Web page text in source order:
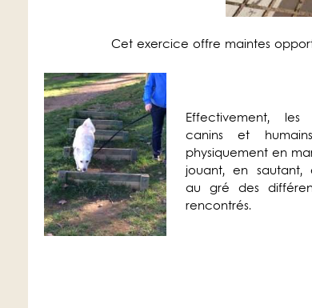
Cet exercice offre maintes
Effectivement, les
canins et
physiquement en
jouant, en sautant,
au gré des
rencontrés.